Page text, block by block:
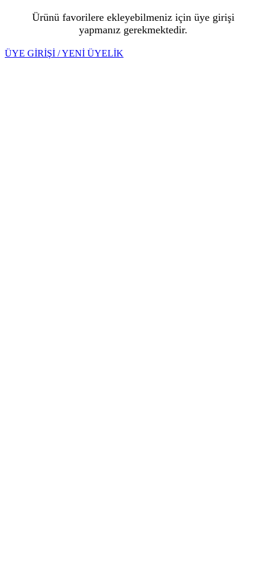
Ürünü favorilere ekleyebilmeniz için üye girişi
yapmanız gerekmektedir.
ÜYE GİRİŞİ / YENİ ÜYELİK